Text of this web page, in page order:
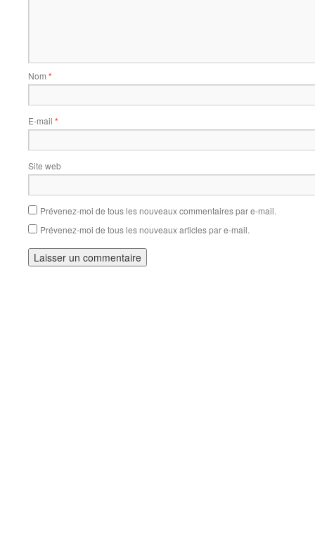
Nom *
E-mail *
Site web
Prévenez-moi de tous les nouveaux commentaires par e-mail.
Prévenez-moi de tous les nouveaux articles par e-mail.